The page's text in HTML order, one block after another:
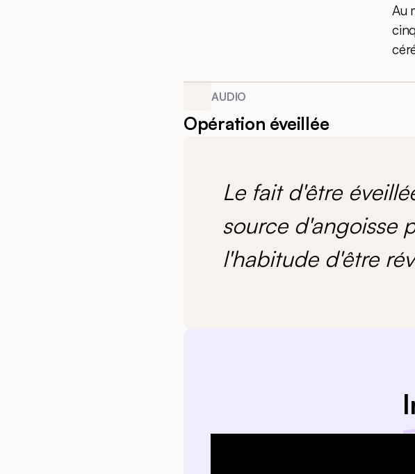
Au
AUDIO
Opération éveillée
Le fait d'être
source d'angoisse
l'habitude d'être